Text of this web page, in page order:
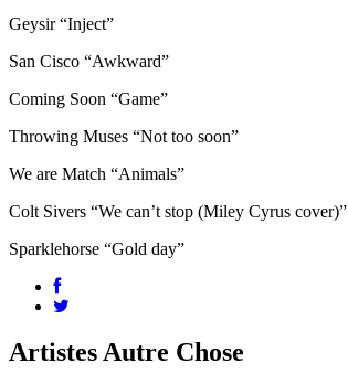
Geysir “Inject”
San Cisco “Awkward”
Coming Soon “Game”
Throwing Muses “Not too soon”
We are Match “Animals”
Colt Sivers “We can’t stop (Miley Cyrus cover)”
Sparklehorse “Gold day”
Artistes Autre Chose